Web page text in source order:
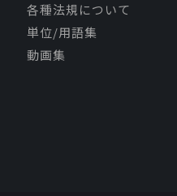
各種法規について
単位/用語集
動画集